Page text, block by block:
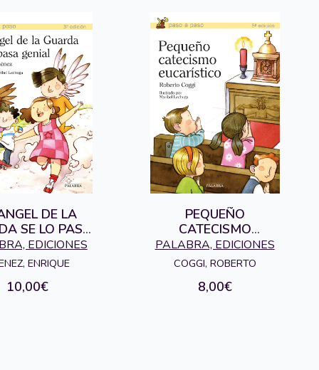
DE LA
SE LO PASA
GENIAL
EDICIONES
ENRIQUE
10,00€
PEQUEÑO
CATECISMO
EUCARISTICO
PALABRA, EDICIONES
COGGI, ROBERTO
8,00€